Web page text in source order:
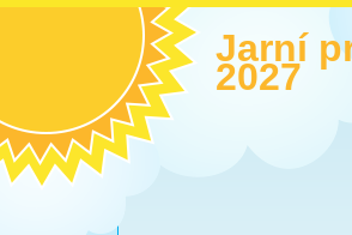
Jarní
2027